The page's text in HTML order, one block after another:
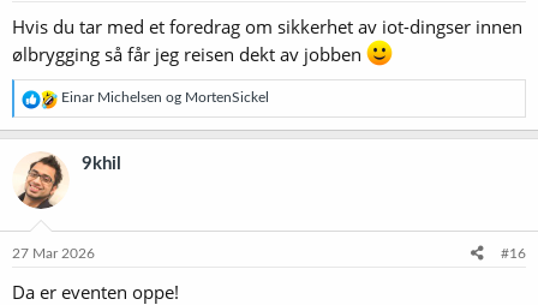
:
Hvis du tar med et foredrag om sikkerhet av iot-dingser innen
ølbrygging så får jeg reisen dekt av jobben
R
e
a
s
n
e
:
Einar Michelsen og MortenSickel
9khil
27 Mar 2026 #16
Da er eventen oppe!